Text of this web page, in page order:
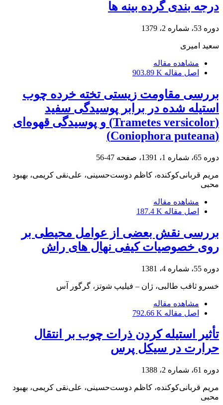
درجه بندی گرده بینه ها
دوره 53، شماره 2، 1379
سعید امیری
مشاهده مقاله
اصل مقاله 903.89 K
بررسی مقاومت زیستی تخته خرده چوب
استیله شده در برابر پوسیدگی سفید
(Trametes versicolor) و پوسیدگی قهوه‌ای
(Coniophora puteana)
دوره 65، شماره 1، 1391، صفحه 47-56
مریم قربانی‌کوکنده، کاظم دوست‌حسینی، علی‌نقی کریمی، بهبود
محبی
مشاهده مقاله
اصل مقاله 187.4 K
بررسی نقش بعضی از عوامل محیطی بر
روی خصوصیات کیفی نهال های راش
دوره 55، شماره 4، 1381
خسرو ثاقب طالبی، ژان – فیلیپ شوتز، گرگور آس
مشاهده مقاله
اصل مقاله 792.66 K
تأثیر استیله کردن ذرات چوب بر انتقال
حرارت در سیکل پرس
دوره 61، شماره 2، 1388
مریم قربانی‌کوکنده، کاظم دوست‌حسینی، علی‌نقی کریمی، بهبود
محبی